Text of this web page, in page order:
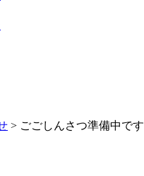
> ごごしんさつ準備中です